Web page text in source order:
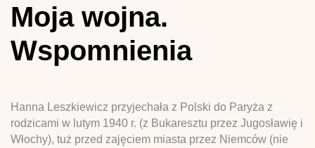
Moja wojna.
Wspomnienia
Hanna Leszkiewicz przyjechała z Polski do Paryża z
rodzicami w lutym 1940 r. (z Bukaresztu przez Jugosławię i
Włochy), tuż przed zajęciem miasta przez Niemców (nie